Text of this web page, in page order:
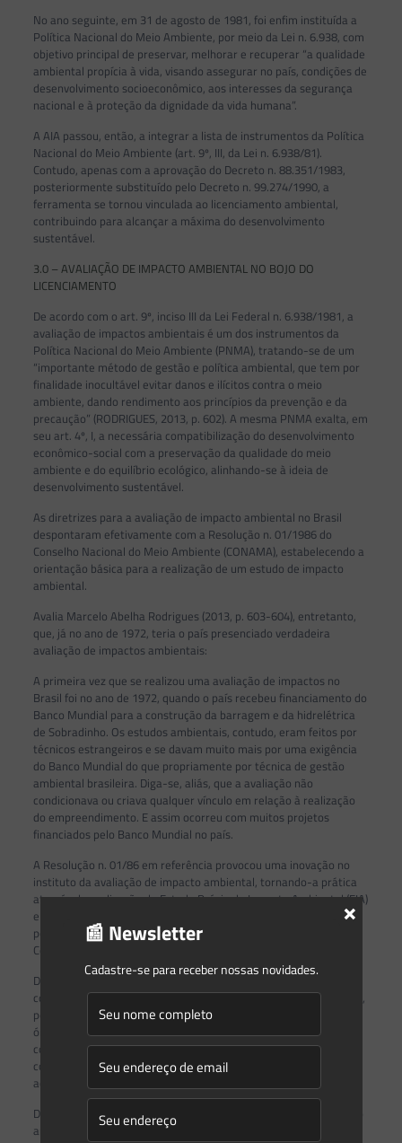
No ano seguinte, em 31 de agosto de 1981, foi enfim instituída a
Política Nacional do Meio Ambiente, por meio da Lei n. 6.938, com
objetivo principal de preservar, melhorar e recuperar “a qualidade
ambiental propícia à vida, visando assegurar no país, condições de
desenvolvimento socioeconômico, aos interesses da segurança
nacional e à proteção da dignidade da vida humana”.
A AIA passou, então, a integrar a lista de instrumentos da Política
Nacional do Meio Ambiente (art. 9º, III, da Lei n. 6.938/81).
Contudo, apenas com a aprovação do Decreto n. 88.351/1983,
posteriormente substituído pelo Decreto n. 99.274/1990, a
ferramenta se tornou vinculada ao licenciamento ambiental,
contribuindo para alcançar a máxima do desenvolvimento
sustentável.
3.0 – AVALIAÇÃO DE IMPACTO AMBIENTAL NO BOJO DO
LICENCIAMENTO
De acordo com o art. 9º, inciso III da Lei Federal n. 6.938/1981, a
avaliação de impactos ambientais é um dos instrumentos da
Política Nacional do Meio Ambiente (PNMA), tratando-se de um
“importante método de gestão e política ambiental, que tem por
finalidade inocultável evitar danos e ilícitos contra o meio
ambiente, dando rendimento aos princípios da prevenção e da
precaução” (RODRIGUES, 2013, p. 602). A mesma PNMA exalta, em
seu art. 4º, I, a necessária compatibilização do desenvolvimento
econômico-social com a preservação da qualidade do meio
ambiente e do equilíbrio ecológico, alinhando-se à ideia de
desenvolvimento sustentável.
As diretrizes para a avaliação de impacto ambiental no Brasil
despontaram efetivamente com a Resolução n. 01/1986 do
Conselho Nacional do Meio Ambiente (CONAMA), estabelecendo a
orientação básica para a realização de um estudo de impacto
ambiental.
Avalia Marcelo Abelha Rodrigues (2013, p. 603-604), entretanto,
que, já no ano de 1972, teria o país presenciado verdadeira
avaliação de impactos ambientais:
A primeira vez que se realizou uma avaliação de impactos no
Brasil foi no ano de 1972, quando o país recebeu financiamento do
Banco Mundial para a construção da barragem e da hidrelétrica
de Sobradinho. Os estudos ambientais, contudo, eram feitos por
técnicos estrangeiros e se davam muito mais por uma exigência
do Banco Mundial do que propriamente por técnica de gestão
ambiental brasileira. Diga-se, aliás, que a avaliação não
condicionava ou criava qualquer vínculo em relação à realização
do empreendimento. E assim ocorreu com muitos projetos
financiados pelo Banco Mundial no país.
A Resolução n. 01/86 em referência provocou uma inovação no
instituto da avaliação de impacto ambiental, tornando-a prática
através da realização do Estudo Prévio de Impacto Ambiental (EIA)
e do respectivo Relatório de Impacto Ambiental (RIMA),
posteriormente acolhidos pela Constituição Federal de 1988.
Como bem pontua Sánchez (2008, p. 103):
De um modo geral, a Resolução CONAMA 1/86 aborda todos os
componentes principais do processo de AIA em indubitavelmente,
permite a aplicação imediata da avaliação de impactos pelos
órgãos ambientais estaduais, os principais encarregados de
colocá-la em prática. É claro que inúmeras dificuldades surgiriam
com a prática, mas a experiência então acumulada, os erros e
acertos, permitiriam aperfeiçoá-la.
Desde então, muito se evoluiu na prática da avaliação de impacto
ambiental, hoje conceituada nas palavras de Paulo de Bessa
📰 Newsletter
Cadastre-se para receber nossas novidades.
×